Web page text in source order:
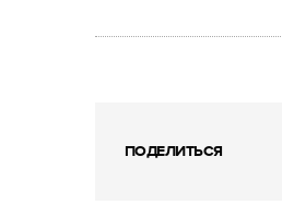
ПОДЕЛИТЬСЯ